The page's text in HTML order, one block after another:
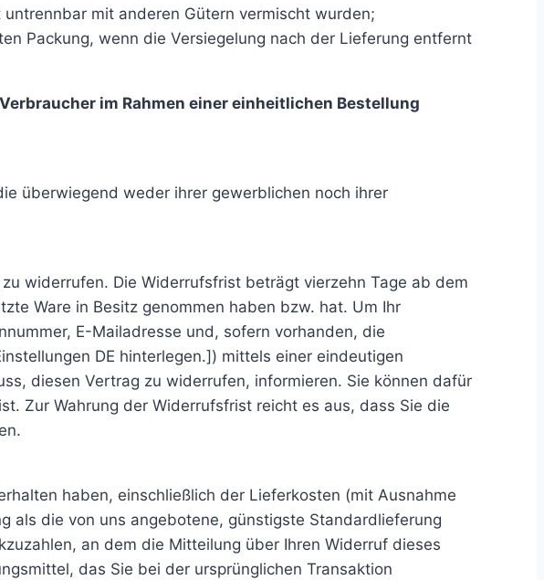
mit anderen Gütern vermischt wurden;
Packung, wenn die Versiegelung nach der Lieferung entfernt
im Rahmen einer einheitlichen Bestellung
überwiegend weder ihrer gewerblichen noch ihrer
widerrufen. Die Widerrufsfrist beträgt vierzehn Tage ab dem
Ware in Besitz genommen haben bzw. hat. Um Ihr
E-Mailadresse und, sofern vorhanden, die
DE hinterlegen.]) mittels einer eindeutigen
diesen Vertrag zu widerrufen, informieren. Sie können dafür
Zur Wahrung der Widerrufsfrist reicht es aus, dass Sie die
haben, einschließlich der Lieferkosten (mit Ausnahme
als die von uns angebotene, günstigste Standardlieferung
an dem die Mitteilung über Ihren Widerruf dieses
das Sie bei der ursprünglichen Transaktion